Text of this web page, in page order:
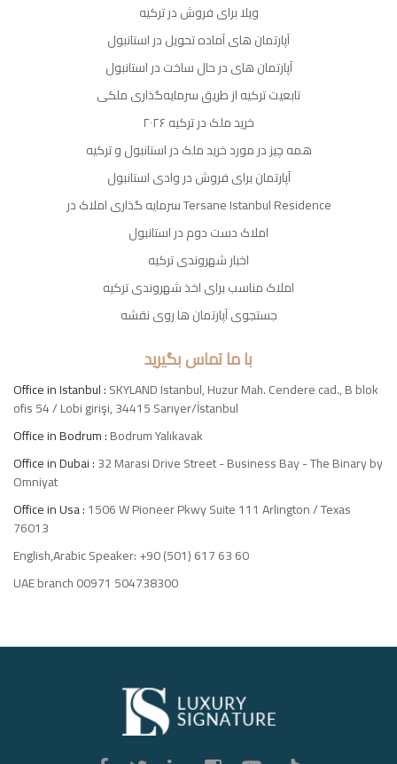
ویلا برای فروش در ترکیه
آپارتمان های آماده تحویل در استانبول
آپارتمان های در حال ساخت در استانبول
تابعیت ترکیه از طریق سرمایه‌گذاری ملکی
خرید ملک در ترکیه ۲۰۲۶
همه چیز در مورد خرید ملک در استانبول و ترکیه
آپارتمان برای فروش در وادی استانبول
سرمایه گذاری املاک در Tersane Istanbul Residence
املاک دست دوم در استانبول
اخبار شهروندی ترکیه
املاک مناسب برای اخذ شهروندی ترکیه
جستجوی آپارتمان ها روی نقشه
با ما تماس بگیرید
Office in Istanbul :SKYLAND Istanbul, Huzur Mah. Cendere cad., B blok
ofis 54 / Lobi girişi, 34415 Sarıyer/İstanbul
Office in Bodrum :Bodrum Yalıkavak
Office in Dubai :32 Marasi Drive Street - Business Bay - The Binary by
Omniyat
Office in Usa :1506 W Pioneer Pkwy Suite 111 Arlington / Texas
76013
English,Arabic Speaker: +90 (501) 617 63 60
UAE branch 00971 504738300